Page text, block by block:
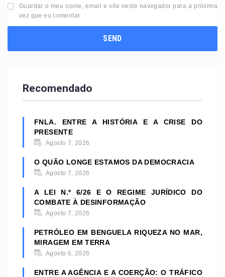
Guardar o meu nome, email e site neste navegador para a próxima
vez que eu comentar.
Recomendado
FNLA. ENTRE A HISTÓRIA E A CRISE DO
PRESENTE
Agosto 7, 2026
O QUÃO LONGE ESTAMOS DA DEMOCRACIA
Agosto 7, 2026
A LEI N.º 6/26 E O REGIME JURÍDICO DO
COMBATE À DESINFORMAÇÃO
Agosto 7, 2026
PETRÓLEO EM BENGUELA RIQUEZA NO MAR,
MIRAGEM EM TERRA
Agosto 6, 2026
ENTRE A AGÊNCIA E A COERÇÃO: O TRÁFICO